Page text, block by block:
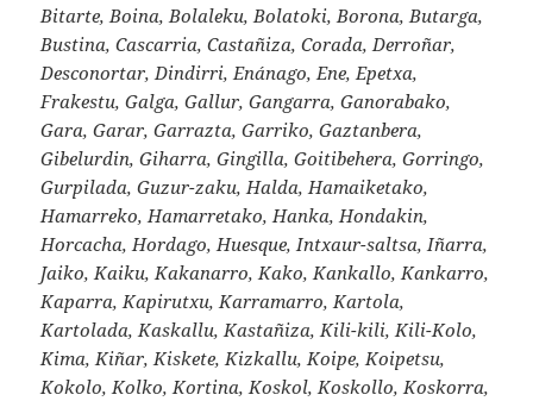
Bitarte, Boina, Bolaleku, Bolatoki, Borona, Butarga,
Bustina, Cascarria, Castañiza, Corada, Derroñar,
Desconortar, Dindirri, Enánago, Ene, Epetxa,
Frakestu, Galga, Gallur, Gangarra, Ganorabako,
Gara, Garar, Garrazta, Garriko, Gaztanbera,
Gibelurdin, Giharra, Gingilla, Goitibehera, Gorringo,
Gurpilada, Guzur-zaku, Halda, Hamaiketako,
Hamarreko, Hamarretako, Hanka, Hondakin,
Horcacha, Hordago, Huesque, Intxaur-saltsa, Iñarra,
Jaiko, Kaiku, Kakanarro, Kako, Kankallo, Kankarro,
Kaparra, Kapirutxu, Karramarro, Kartola,
Kartolada, Kaskallu, Kastañiza, Kili-kili, Kili-Kolo,
Kima, Kiñar, Kiskete, Kizkallu, Koipe, Koipetsu,
Kokolo, Kolko, Kortina, Koskol, Koskollo, Koskorra,